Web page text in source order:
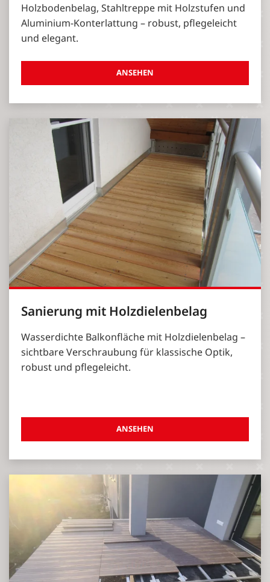
Holzbodenbelag, Stahltreppe mit Holzstufen und
Aluminium-Konterlattung – robust, pflegeleicht
und elegant.
ANSEHEN
Sanierung mit Holzdielenbelag
Wasserdichte Balkonfläche mit Holzdielenbelag –
sichtbare Verschraubung für klassische Optik,
robust und pflegeleicht.
ANSEHEN